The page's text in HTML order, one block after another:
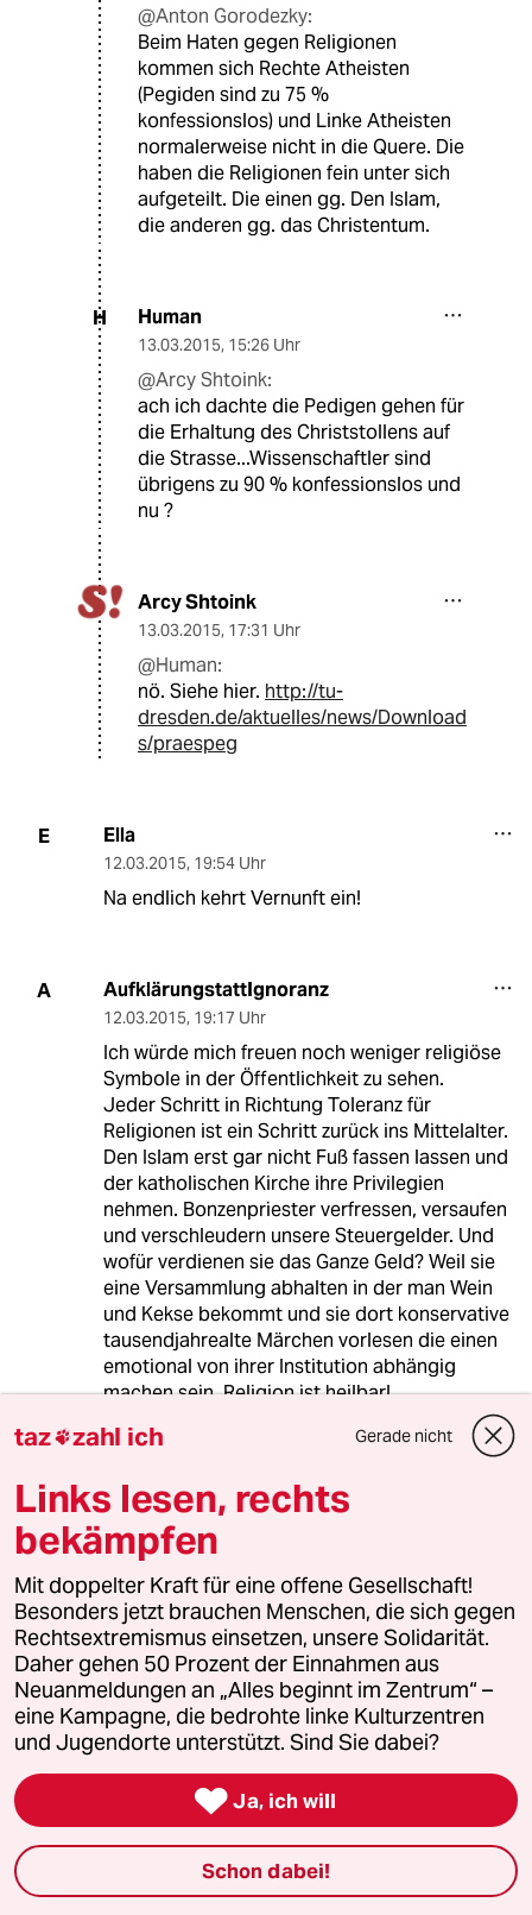
@Anton Gorodezky:
Beim Haten gegen Religionen
kommen sich Rechte Atheisten
(Pegiden sind zu 75 %
konfessionslos) und Linke Atheisten
normalerweise nicht in die Quere. Die
haben die Religionen fein unter sich
aufgeteilt. Die einen gg. Den Islam,
die anderen gg. das Christentum.
H Human
13.03.2015, 15:26 Uhr
@Arcy Shtoink:
ach ich dachte die Pedigen gehen für
die Erhaltung des Christstollens auf
die Strasse...Wissenschaftler sind
übrigens zu 90 % konfessionslos und
nu ?
Arcy Shtoink
13.03.2015, 17:31 Uhr
@Human:
nö. Siehe hier. http://tu-
dresden.de/aktuelles/news/Download
s/praespeg
E Ella
12.03.2015, 19:54 Uhr
Na endlich kehrt Vernunft ein!
A AufklärungstattIgnoranz
12.03.2015, 19:17 Uhr
Ich würde mich freuen noch weniger religiöse
Symbole in der Öffentlichkeit zu sehen.
Jeder Schritt in Richtung Toleranz für
Religionen ist ein Schritt zurück ins Mittelalter.
Den Islam erst gar nicht Fuß fassen lassen und
der katholischen Kirche ihre Privilegien
nehmen. Bonzenpriester verfressen, versaufen
und verschleudern unsere Steuergelder. Und
wofür verdienen sie das Ganze Geld? Weil sie
eine Versammlung abhalten in der man Wein
und Kekse bekommt und sie dort konservative
tausendjahrealte Märchen vorlesen die einen
emotional von ihrer Institution abhängig
machen sein. Religion ist heilbar!
N nanymouso
12.03.2015,
@AufklärungstattIgnoranz:
Schon interessant, wie einfach du es
dir machst mit der "Heilung" von
Religion. Ich teile deine Ansicht
zumindest teilweise zur
Steuerverschwendung und
Institutionalisierung von
Religionsgemeinschaften. Auf der
anderen Seite versuche ich mir
vorzustellen, wie einfach dein Leben
sein muss, so ganz ohne ernste
Grundfragen an das Leben und die
Welt. Ich meine, du wirst doch
sicherlich anerkennen, dass
taz zahl ich Gerade nicht
Links lesen, rechts
bekämpfen
Mit doppelter Kraft für eine offene Gesellschaft!
Besonders jetzt brauchen Menschen, die sich gegen
Rechtsextremismus einsetzen, unsere Solidarität.
Daher gehen 50 Prozent der Einnahmen aus
Neuanmeldungen an „Alles beginnt im Zentrum“ –
eine Kampagne, die bedrohte linke Kulturzentren
und Jugendorte unterstützt. Sind Sie dabei?
 Ja, ich will
Schon dabei!